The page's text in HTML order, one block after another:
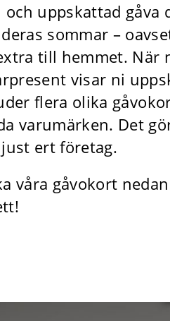
och uppskattad gåva
sommar –
till hemmet. När
visar ni
flera olika
varumärken. Det
ert företag.
våra gåvokort